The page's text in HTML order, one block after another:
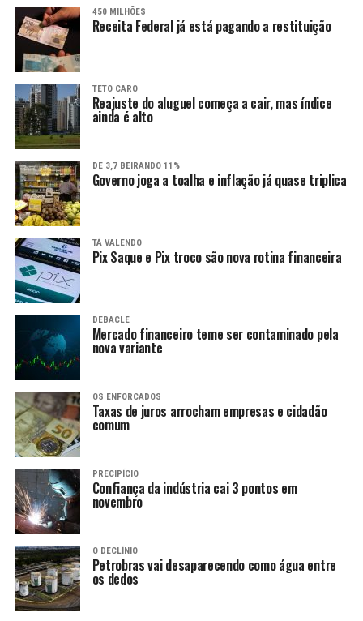
450 MILHÕES
Receita Federal já está pagando a restituição
TETO CARO
Reajuste do aluguel começa a cair, mas índice
ainda é alto
DE 3,7 BEIRANDO 11%
Governo joga a toalha e inflação já quase triplica
TÁ VALENDO
Pix Saque e Pix troco são nova rotina financeira
DEBACLE
Mercado financeiro teme ser contaminado pela
nova variante
OS ENFORCADOS
Taxas de juros arrocham empresas e cidadão
comum
PRECIPÍCIO
Confiança da indústria cai 3 pontos em
novembro
O DECLÍNIO
Petrobras vai desaparecendo como água entre
os dedos